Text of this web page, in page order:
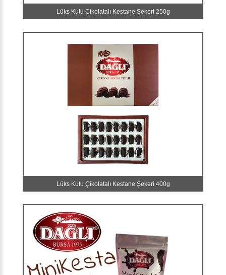
Lüks Kutu Çikolatalı Kestane Şekeri 250g
Lüks Kutu Çikolatalı Kestane Şekeri 400g